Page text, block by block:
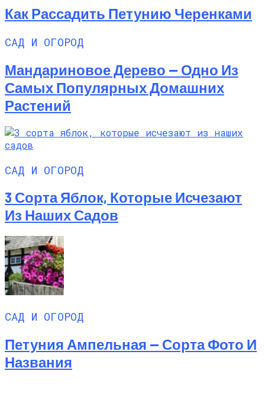
Как Рассадить Петунию Черенками
САД И ОГОРОД
Мандариновое Дерево — Одно Из
Самых Популярных Домашних
Растений
САД И ОГОРОД
3 Сорта Яблок, Которые Исчезают
Из Наших Садов
САД И ОГОРОД
Петуния Ампельная — Сорта Фото И
Названия